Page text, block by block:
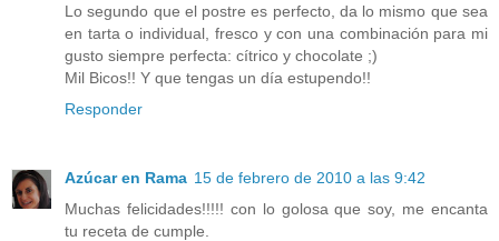
Lo segundo que el postre es perfecto, da lo mismo que sea
en tarta o individual, fresco y con una combinación para mi
gusto siempre perfecta: cítrico y chocolate ;)
Mil Bicos!! Y que tengas un día estupendo!!
Responder
Azúcar en Rama 15 de febrero de 2010 a las 9:42
Muchas felicidades!!!!! con lo golosa que soy, me encanta
tu receta de cumple.